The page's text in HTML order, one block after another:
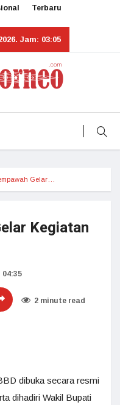
Terbaru
Jam: 03:05
Gelar…
Kegiatan
04:35
2 minute read
dibuka secara resmi
dihadiri Wakil Bupati